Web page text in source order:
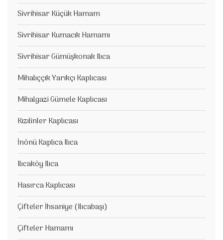
Sivrihisar Küçük Hamam
Sivrihisar Kumacık Hamamı
Sivrihisar Gümüşkonak Ilıca
Mihalıççık Yarıkçı Kaplıcası
Mihalgazi Gümele Kaplıcası
Kızılinler Kaplıcası
İnönü Kaplıca Ilıca
Ilıcaköy Ilıca
Hasırca Kaplıcası
Çifteler İhsaniye (Ilıcabaşı)
Çifteler Hamamı